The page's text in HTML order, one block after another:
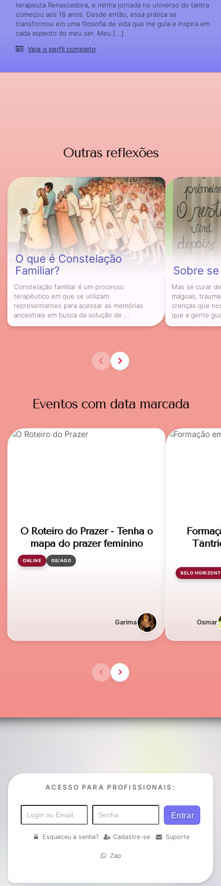
terapeuta Renascedora, e minha jornada no universo do tantra
começou aos 18 anos. Desde então, essa prática se
transformou em uma filosofia de vida que me guia e inspira em
cada aspecto do meu ser. Meu [...]
Veja o perfil completo
Outras reflexões
O que é Constelação
Familiar?
Constelação familiar é um processo
terapêutico em que se utilizam
representantes para acessar as memórias
ancestrais em busca da solução de ...
Sobre
Mas se curar
mágoas,
crenças que
que a gente
Eventos com data marcada
O Roteiro do Prazer - Tenha o
mapa do prazer feminino
ONLINE 08/AGO
Garima
BELO
Osmar
ACESSO PARA PROFISSIONAIS:
Esqueceu a senha? Cadastre-se Suporte
Zap